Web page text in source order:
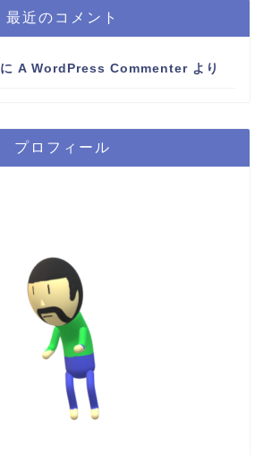
最近のコメント
に A WordPress Commenter より
プロフィール